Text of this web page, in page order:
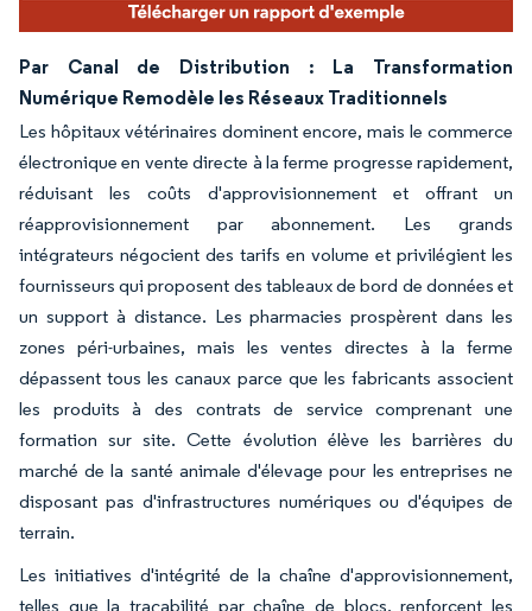
Par Canal de Distribution : La Transformation
Numérique Remodèle les Réseaux Traditionnels
Les hôpitaux vétérinaires dominent encore, mais le commerce
électronique en vente directe à la ferme progresse rapidement,
réduisant les coûts d'approvisionnement et offrant un
réapprovisionnement par abonnement. Les grands
intégrateurs négocient des tarifs en volume et privilégient les
fournisseurs qui proposent des tableaux de bord de données et
un support à distance. Les pharmacies prospèrent dans les
zones péri-urbaines, mais les ventes directes à la ferme
dépassent tous les canaux parce que les fabricants associent
les produits à des contrats de service comprenant une
formation sur site. Cette évolution élève les barrières du
marché de la santé animale d'élevage pour les entreprises ne
disposant pas d'infrastructures numériques ou d'équipes de
terrain.
Les initiatives d'intégrité de la chaîne d'approvisionnement,
telles que la traçabilité par chaîne de blocs, renforcent les